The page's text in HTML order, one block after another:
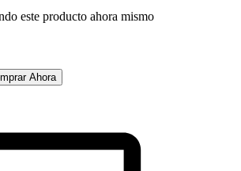
este producto ahora mismo
Ahora